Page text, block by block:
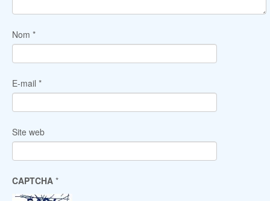
Nom *
E-mail *
Site web
CAPTCHA *